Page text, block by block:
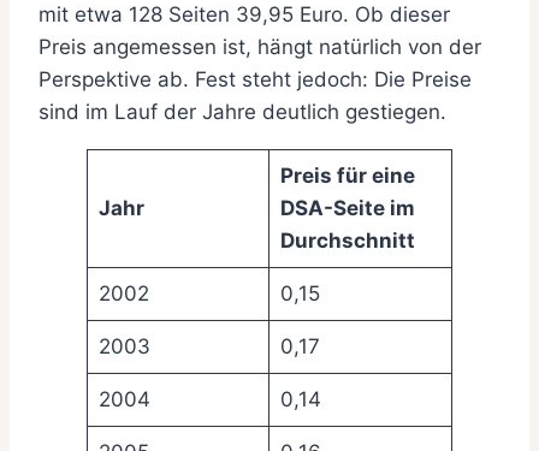
mit etwa 128 Seiten 39,95 Euro. Ob dieser
Preis angemessen ist, hängt natürlich von der
Perspektive ab. Fest steht jedoch: Die Preise
sind im Lauf der Jahre deutlich gestiegen.
Jahr
Preis für eine
DSA-Seite im
Durchschnitt
2002 0,15
2003 0,17
2004 0,14